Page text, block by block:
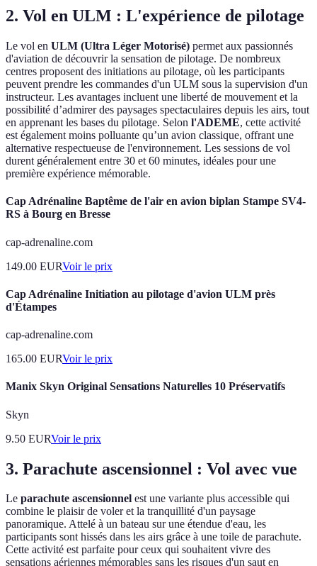
2. Vol en ULM : L'expérience de pilotage
Le vol en ULM (Ultra Léger Motorisé) permet aux passionnés
d'aviation de découvrir la sensation de pilotage. De nombreux
centres proposent des initiations au pilotage, où les participants
peuvent prendre les commandes d'un ULM sous la supervision d'un
instructeur. Les avantages incluent une liberté de mouvement et la
possibilité d’admirer des paysages spectaculaires depuis les airs, tout
en apprenant les bases du pilotage. Selon l'ADEME, cette activité
est également moins polluante qu’un avion classique, offrant une
alternative respectueuse de l'environnement. Les sessions de vol
durent généralement entre 30 et 60 minutes, idéales pour une
première expérience mémorable.
Cap Adrénaline Baptême de l'air en avion biplan Stampe SV4-
RS à Bourg en Bresse
cap-adrenaline.com
149.00 EURVoir le prix
Cap Adrénaline Initiation au pilotage d'avion ULM près
d'Étampes
cap-adrenaline.com
165.00 EURVoir le prix
Manix Skyn Original Sensations Naturelles 10 Préservatifs
Skyn
9.50 EURVoir le prix
3. Parachute ascensionnel : Vol avec vue
Le parachute ascensionnel est une variante plus accessible qui
combine le plaisir de voler et la tranquillité d'un paysage
panoramique. Attelé à un bateau sur une étendue d'eau, les
participants sont hissés dans les airs grâce à une toile de parachute.
Cette activité est parfaite pour ceux qui souhaitent vivre des
sensations aériennes mémorables sans les risques d'un saut en